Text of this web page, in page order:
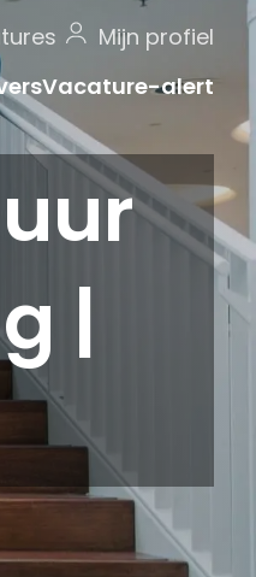
Mijn profiel
Vacature-alert
|